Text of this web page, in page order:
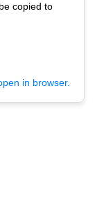
copied to
in browser.